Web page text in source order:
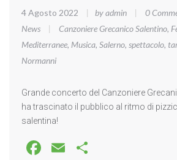
4 Agosto 2022 | by admin | 0
News
| Canzoniere Grecanico Salentino,
Mediterranee, Musica, Salerno, spettacolo,
Normanni
Grande concerto del Canzoniere
ha trascinato il pubblico al ritmo di
salentina!
Facebook
Email